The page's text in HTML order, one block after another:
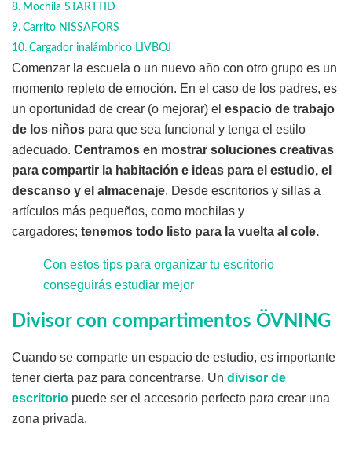
Mochila STARTTID
Carrito NISSAFORS
Cargador inalámbrico LIVBOJ
Comenzar la escuela o un nuevo año con otro grupo es un
momento repleto de emoción. En el caso de los padres, es
un oportunidad de crear (o mejorar) el espacio de trabajo
de los niños para que sea funcional y tenga el estilo
adecuado. Centramos en mostrar soluciones creativas
para compartir la habitación e ideas para el estudio, el
descanso y el almacenaje. Desde escritorios y sillas a
artículos más pequeños, como mochilas y
cargadores; tenemos todo listo para la vuelta al cole.
Con estos tips para organizar tu escritorio
conseguirás estudiar mejor
Divisor con compartimentos ÖVNING
Cuando se comparte un espacio de estudio, es importante
tener cierta paz para concentrarse. Un divisor de
escritorio puede ser el accesorio perfecto para crear una
zona privada.